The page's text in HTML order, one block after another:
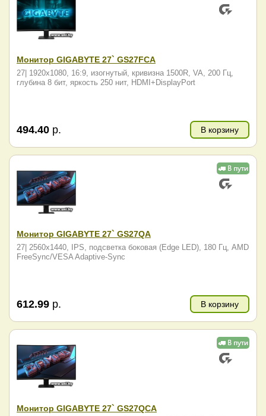
Монитор GIGABYTE 27` GS27FCA
27| 1920x1080, 16:9, изогнутый, кривизна 1500R, VA, 200 Гц,
глубина 8 бит, яркость 250 нит, HDMI+DisplayPort
494.40 р. В корзину
Монитор GIGABYTE 27` GS27QA
27| 2560x1440, IPS, подсветка боковая (Edge LED), 180 Гц, AMD
FreeSync/VESA Adaptive-Sync
612.99 р. В корзину
Монитор GIGABYTE 27` GS27QCA